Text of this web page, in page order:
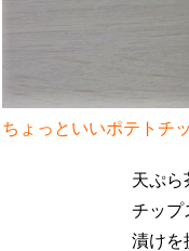
ちょっといいポテトチ
天ぷら
チップ
漬けを